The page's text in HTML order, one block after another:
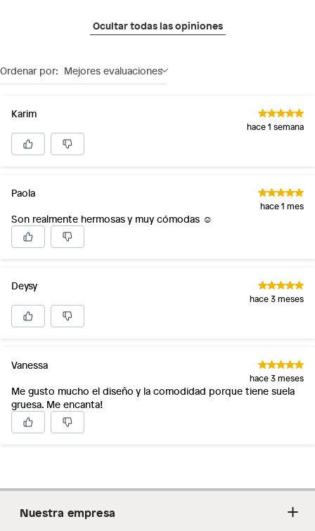
Ocultar todas las opiniones
Ordenar por: Mejores evaluaciones
Karim
hace 1 semana
Paola
hace 1 mes
Son realmente hermosas y muy cómodas ☺️
Deysy
hace 3 meses
Vanessa
hace 3 meses
Me gusto mucho el diseño y la comodidad porque tiene suela
gruesa. Me encanta!
Nuestra empresa